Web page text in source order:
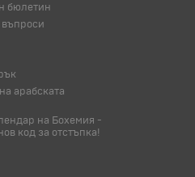
бюлетин
въпроси
арабската
на Бохемия -
код за отстъпка!